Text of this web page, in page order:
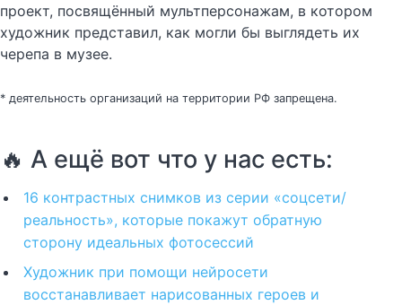
проект, посвящённый мультперсонажам, в котором
художник представил, как могли бы выглядеть их
черепа в музее.
* деятельность организаций на территории РФ запрещена.
🔥 А ещё вот что у нас есть:
16 контрастных снимков из серии «соцсети/
реальность», которые покажут обратную
сторону идеальных фотосессий
Художник при помощи нейросети
восстанавливает нарисованных героев и